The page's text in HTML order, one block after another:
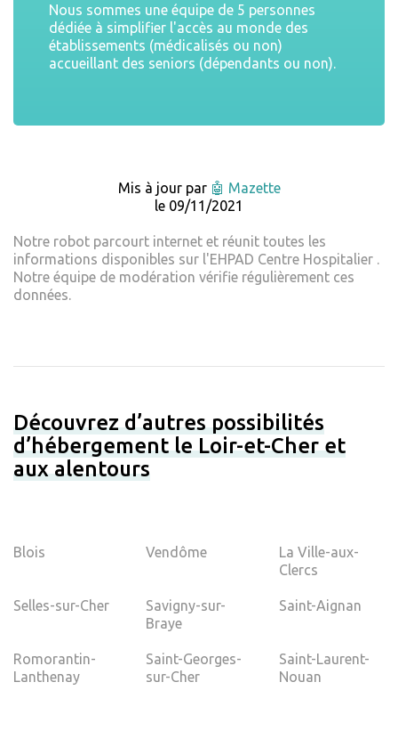
Nous sommes une équipe de 5 personnes
dédiée à simplifier l'accès au monde des
établissements (médicalisés ou non)
accueillant des seniors (dépendants ou non).
Mis à jour par 🤖 Mazette
le 09/11/2021
Notre robot parcourt internet et réunit toutes les
informations disponibles sur l'EHPAD Centre Hospitalier .
Notre équipe de modération vérifie régulièrement ces
données.
Découvrez d’autres possibilités
d’hébergement le Loir-et-Cher et
aux alentours
Blois Vendôme
La Ville-aux-
Clercs
Selles-sur-Cher
Savigny-sur-
Braye
Saint-Aignan
Romorantin-
Lanthenay
Saint-Georges-
sur-Cher
Saint-Laurent-
Nouan